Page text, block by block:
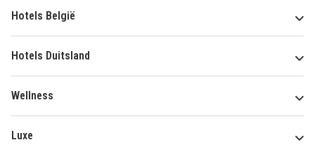
Hotels België
Hotels Duitsland
Wellness
Luxe